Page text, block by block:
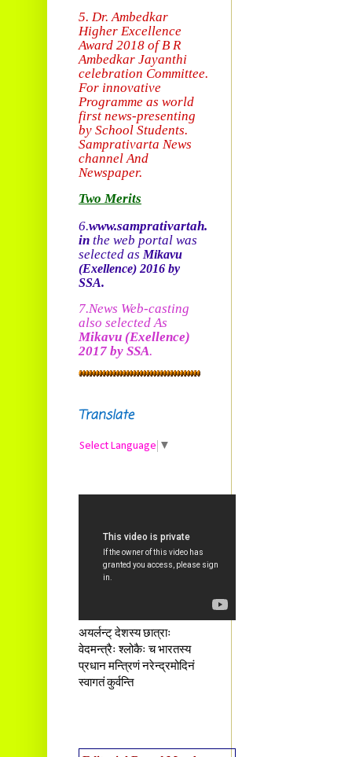
5. Dr. Ambedkar
Higher Excellence
Award 2018 of B R
Ambedkar Jayanthi
celebration Committee.
For innovative
Programme as world
first news-presenting
by School Students.
Samprativarta News
channel And
Newspaper.
Two Merits
6.www.samprativartah.
in the web portal was
selected asMikavu
(Exellence)2016 by
SSA.
7.News Web-casting
also selected As
Mikavu (Exellence)
2017 by SSA.
Translate
Select Language ▼
अयर्लन्ट् देशस्य छात्राः
वेदमन्त्रैः श्लोकैः च भारतस्य
प्रधान मन्त्रिणं नरेन्द्रमोदिनं
स्वागतं कुर्वन्ति